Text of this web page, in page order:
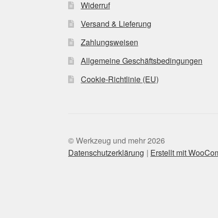
Widerruf
Versand & Lieferung
Zahlungsweisen
Allgemeine Geschäftsbedingungen
Cookie-Richtlinie (EU)
© Werkzeug und mehr 2026
Datenschutzerklärung
Erstellt mit